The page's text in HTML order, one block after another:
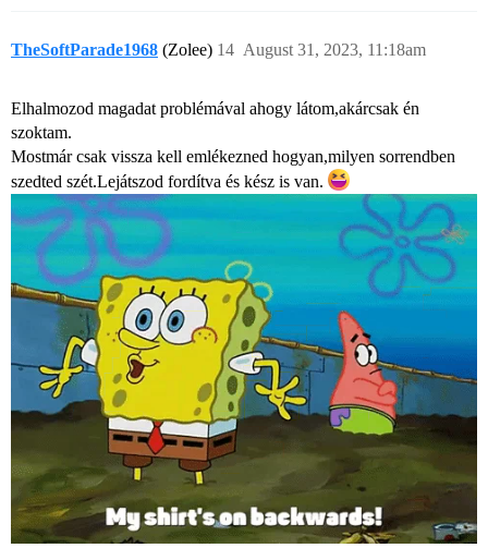
TheSoftParade1968 (Zolee) August 31, 2023, 11:18am
14
Elhalmozod magadat problémával ahogy látom,akárcsak én
szoktam.
Mostmár csak vissza kell emlékezned hogyan,milyen sorrendben
szedted szét.Lejátszod fordítva és kész is van.